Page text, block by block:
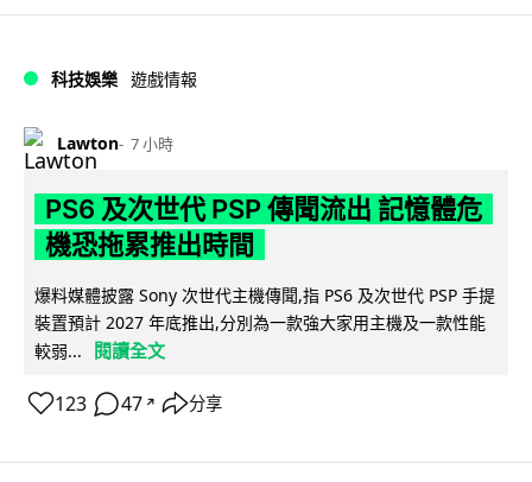
科技娛樂 遊戲情報
Lawton 7 小時
PS6 及次世代 PSP 傳聞流出 記憶體危
機恐拖累推出時間
爆料媒體披露 Sony 次世代主機傳聞,指 PS6 及次世代 PSP 手提
裝置預計 2027 年底推出,分別為一款強大家用主機及一款性能
較弱...
閱讀全文
123 47 ↗ 分享